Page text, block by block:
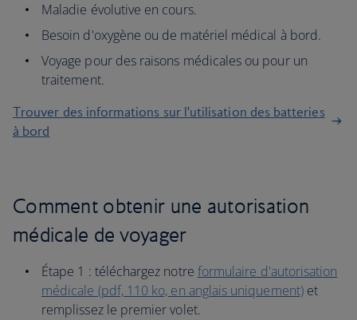
Maladie évolutive en cours.
Besoin d'oxygène ou de matériel médical à bord.
Voyage pour des raisons médicales ou pour un
traitement.
Trouver des informations sur l'utilisation des batteries
à bord
Comment obtenir une autorisation
médicale de voyager
Étape 1 : téléchargez notre formulaire d'autorisation
médicale (pdf, 110 ko, en anglais uniquement)et
remplissez le premier volet.